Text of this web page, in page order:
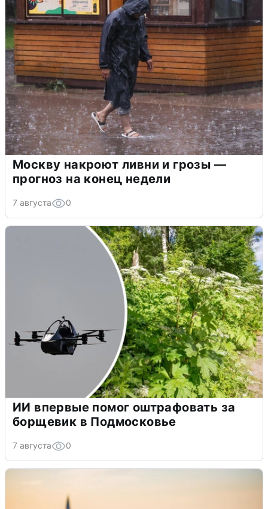
Москву накроют ливни и грозы —
прогноз на конец недели
7 августа 0
ИИ впервые помог оштрафовать за
борщевик в Подмосковье
7 августа 0